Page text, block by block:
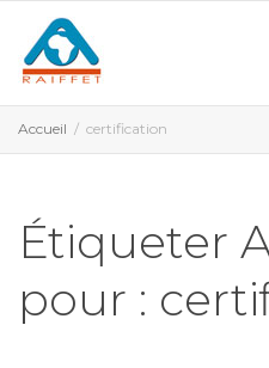
Accueil certification
Étiqueter
pour :